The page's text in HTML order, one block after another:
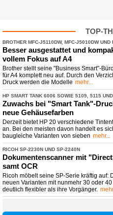
TOP-
BROTHER MFC-​J5110DW, MFC-​J5010DW UND
Besser ausgestattet und
vollem Fokus auf A4
Brother stellt seine "Business Smart"-
für A4 komplett neu auf. Durch den
Druck werden die Modelle mehr...
HP SMART TANK 6006 SOWIE 5109, 5115
Zuwachs bei "Smart Tank"-
neue Gehäusefarben
Derzeit bietet HP 20 verschiedene
an. Bei den meisten davon handelt es
baugleiche Varianten von sieben mehr...
RICOH SP-​2230N UND SP-​2240N
Dokumentenscanner mit
samt OCR
Ricoh möbelt seine SP-Serie kräftig auf:
neuen Varianten mit nunmehr 30 oder
deutlich flexibler als ihre Vorgänger.